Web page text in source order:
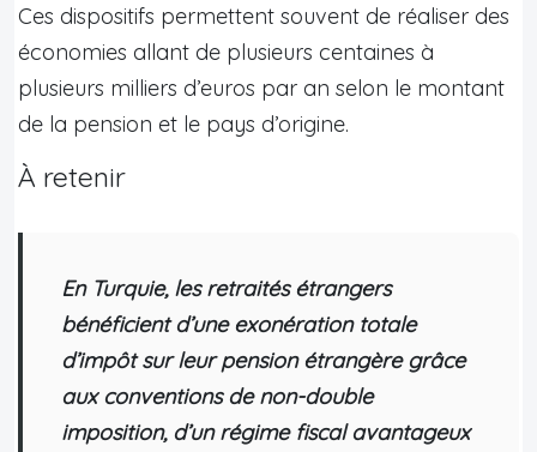
Ces dispositifs permettent souvent de réaliser des
économies allant de plusieurs centaines à
plusieurs milliers d’euros par an selon le montant
de la pension et le pays d’origine.
À retenir
En Turquie, les retraités étrangers
bénéficient d’une exonération totale
d’impôt sur leur pension étrangère grâce
aux conventions de non-double
imposition, d’un régime fiscal avantageux